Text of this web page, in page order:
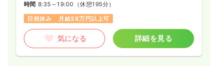
時間 8:35～19:00 （休憩195分）
日祝休み
月給28万円以上可
気になる 詳細を見る